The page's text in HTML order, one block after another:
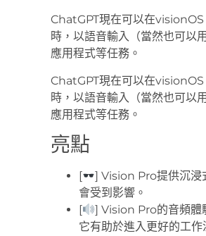
ChatGPT現在可以在
時，以語音輸入（當然也可以
應用程式等任務。
ChatGPT現在可以在
時，以語音輸入（當然也可以
應用程式等任務。
亮點
[
] Vision Pro提供沉浸
會受到影響。
[
] Vision Pro的音頻體
它有助於進入更好的工作